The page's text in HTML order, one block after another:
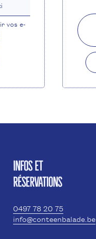
vos e-
INFOS ET
RÉSERVATIONS
0497 78 20 75
info@conteenbalade.be